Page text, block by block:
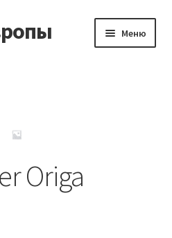
Меню
Origa